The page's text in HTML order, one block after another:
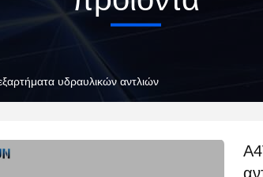
υδραυλικών αντλιών